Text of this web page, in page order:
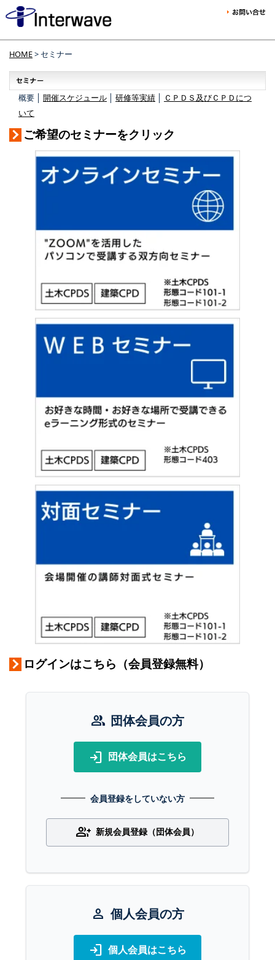
HOME> セミナー
概要 │ 開催スケジュール 研修等実績
ＣＰＤＳ及びＣＰＤにつ
いて
ご希望のセミナーをクリック
ログインはこちら（会員登録無料）
group 団体会員の方
login 団体会員はこちら
会員登録をしていない方
group_add 新規会員登録（団体会員）
person 個人会員の方
login 個人会員はこちら